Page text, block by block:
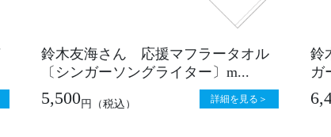
鈴木友海さん 応援マフラータオル
〔シンガーソングライター〕m...
5,500円 （税込） 詳細を見る＞
鈴
ガ